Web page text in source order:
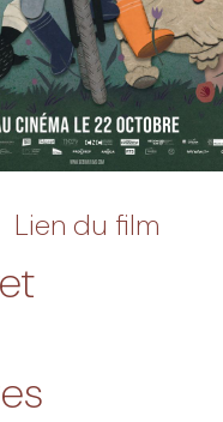
Lien du film